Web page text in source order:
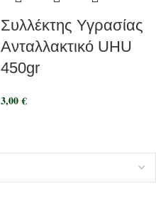
Συλλέκτης Υγρασίας
Ανταλλακτικό UHU
450gr
3,00€